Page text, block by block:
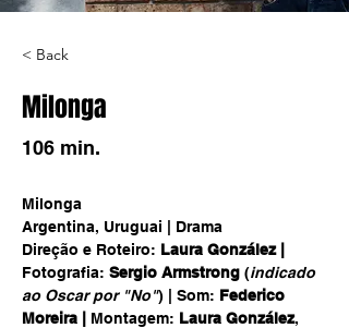
< Back
Milonga
106 min.
Milonga
Argentina, Uruguai | Drama
Direção e Roteiro: Laura González |
Fotografia: Sergio Armstrong (indicado
ao Oscar por "No") | Som: Federico
Moreira | Montagem: Laura González,